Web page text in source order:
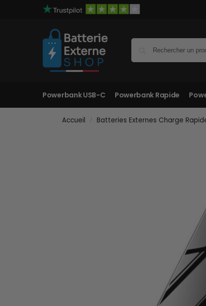
Powerbank USB-C Powerbank Rapide
Accueil Batteries Externes Charge